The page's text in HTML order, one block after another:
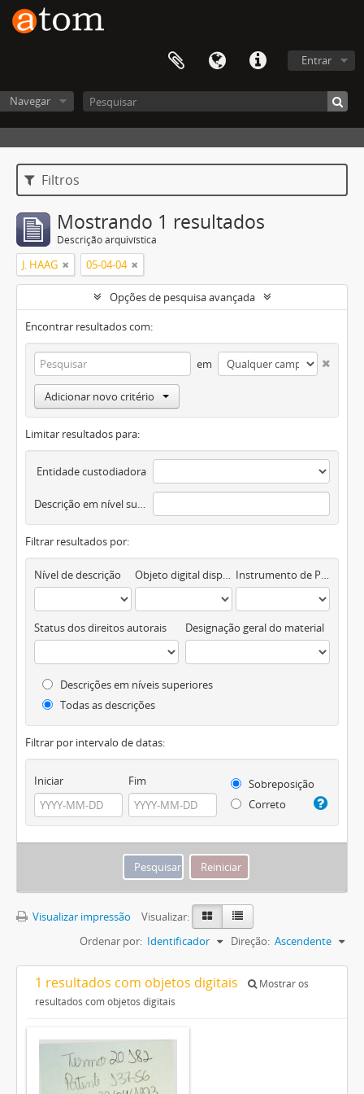
Entrar
Navegar
Filtros
Mostrando 1 resultados
Descrição arquivística
J. HAAG 05-04-04
Opções de pesquisa avançada
Encontrar resultados com:
em
Adicionar novo critério
Limitar resultados para:
Entidade custodiadora
Descrição em nível superior
Filtrar resultados por:
Nível de descrição Objeto digital disponível Instrumento de Pesquisa
Status dos direitos autorais Designação geral do material
Descrições em níveis superiores
Todas as descrições
Filtrar por intervalo de datas:
Iniciar Fim
Sobreposição
Correto
Visualizar impressão
Visualizar:
Ordenar por: Identificador Direção: Ascendente
1 resultados com objetos digitais
Mostrar os
resultados com objetos digitais